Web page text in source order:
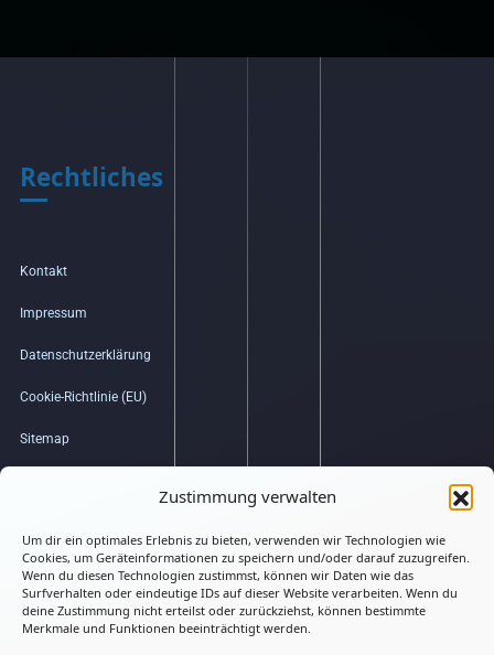
Zustimmung verwalten
Um dir ein optimales Erlebnis zu bieten, verwenden wir Technologien wie
Cookies, um Geräteinformationen zu speichern und/oder darauf zuzugreifen.
Wenn du diesen Technologien zustimmst, können wir Daten wie das
Surfverhalten oder eindeutige IDs auf dieser Website verarbeiten. Wenn du
deine Zustimmung nicht erteilst oder zurückziehst, können bestimmte
Merkmale und Funktionen beeinträchtigt werden.
Rechtliches
Kontakt
Impressum
Datenschutzerklärung
Cookie-Richtlinie (EU)
Sitemap
Hub